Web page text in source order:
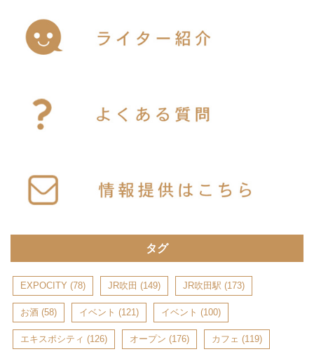
タグ
EXPOCITY (78) JR吹田 (149) JR吹田駅 (173)
お酒 (58) イベント (121) イベント (100)
エキスポシティ (126) オープン (176) カフェ (119)